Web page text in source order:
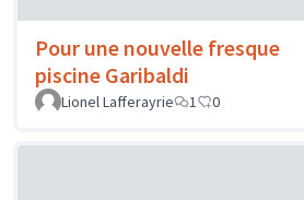
Pour une nouvelle fresque
piscine Garibaldi
Lionel Lafferayrie
1 0